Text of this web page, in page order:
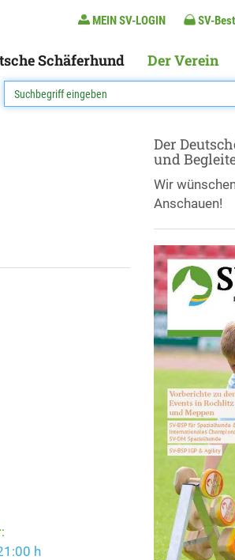
MEIN SV-LOGIN SV-
Schäferhund Der Verein
h
Der
und
Wir
Anschauen!